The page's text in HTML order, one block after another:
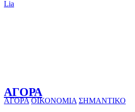
Lia
ΑΓΟΡΑ
ΑΓΟΡΑ ΟΙΚΟΝΟΜΙΑ ΣΗΜΑΝΤΙΚΟ